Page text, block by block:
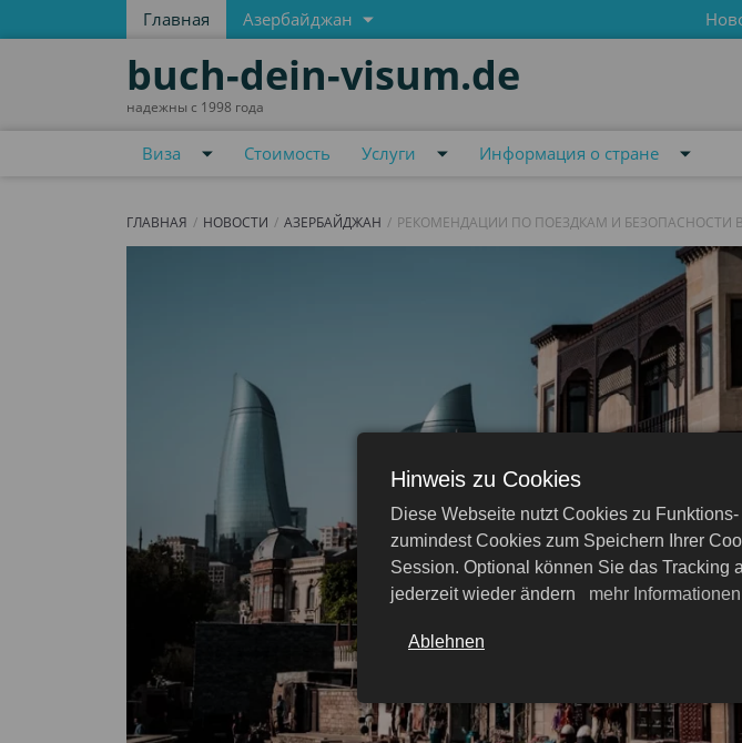
Главная Азербайджан
buch-dein-visum.de
надежны с 1998 года
Виза Стоимость Услуги Информация о стране
ГЛАВНАЯ НОВОСТИ АЗЕРБАЙДЖАН РЕКОМЕНДАЦИИ ПО ПОЕЗДКАМ И БЕЗОПАСНОСТИ
Hinweis zu Cookies
Diese Webseite nutzt Cookies zu
zumindest Cookies zum Speichern Ihrer
Session. Optional können Sie das Tracking
jederzeit wieder ändern
mehr Informationen
Ablehnen